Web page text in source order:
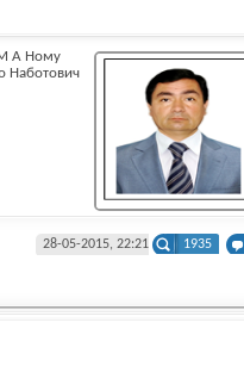
А Ному
Наботович
28-05-2015, 22:21 1935